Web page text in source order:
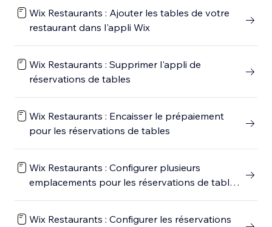
Wix Restaurants : Ajouter les tables de votre
restaurant dans l'appli Wix
Wix Restaurants : Supprimer l'appli de
réservations de tables
Wix Restaurants : Encaisser le prépaiement
pour les réservations de tables
Wix Restaurants : Configurer plusieurs
emplacements pour les réservations de table
Wix Restaurants : Configurer les réservations